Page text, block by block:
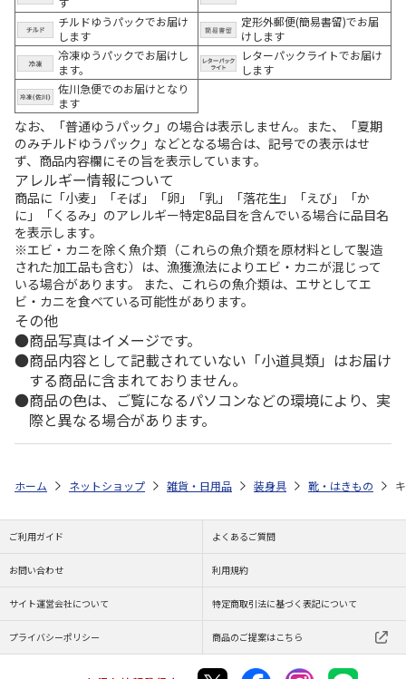
チルドゆうパックでお届け
します
定形外郵便(簡易書留)でお届
けします
冷凍ゆうパックでお届けし
ます。
レターパックライトでお届け
します
佐川急便でのお届けとなり
ます
なお、「普通ゆうパック」の場合は表示しません。また、「夏期
のみチルドゆうパック」などとなる場合は、記号での表示はせ
ず、商品内容欄にその旨を表示しています。
アレルギー情報について
商品に「小麦」「そば」「卵」「乳」「落花生」「えび」「か
に」「くるみ」のアレルギー特定8品目を含んでいる場合に品目名
を表示します。
※エビ・カニを除く魚介類（これらの魚介類を原材料として製造
された加工品も含む）は、漁獲漁法によりエビ・カニが混じって
いる場合があります。 また、これらの魚介類は、エサとしてエ
ビ・カニを食べている可能性があります。
その他
商品写真はイメージです。
商品内容として記載されていない「小道具類」はお届け
する商品に含まれておりません。
商品の色は、ご覧になるパソコンなどの環境により、実
際と異なる場合があります。
ホーム ネットショップ 雑貨・日用品 装身具 靴・はきもの
ご利用ガイド よくあるご質問
お問い合わせ 利用規約
サイト運営会社について 特定商取引法に基づく表記について
プライバシーポリシー 商品のご提案はこちら